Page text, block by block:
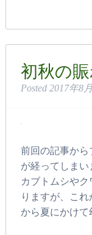
初秋の
Posted 2017年8
前回の記事から
が経ってしまい
カブトムシや
りますが、こ
から夏にかけ